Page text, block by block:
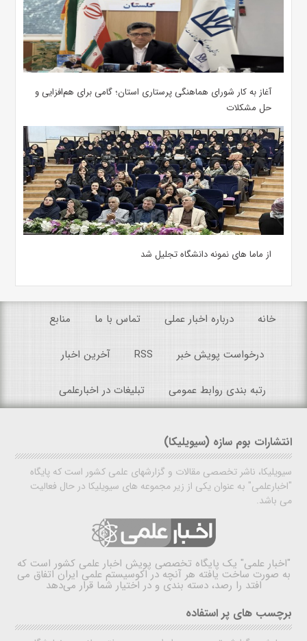
آغاز به کار شورای هماهنگی پرستاری استان؛ گامی برای هم‌افزایی و
حل مشکلات
از ماما های نمونه دانشگاه تجلیل شد
خانه درباره اخبار عملی تماس با ما منابع
درخواست پویش خبر RSS آخرین اخبار
رتبه بندی روابط عمومی تبلیغات در اخبارعلمی
انتشارات بوم سازه (سیویلیکا)
سیویلیکا، ناشر تخصصی مقالات و گزارشهای علمی کشور است که پایگاه
"اخبارعلمی" به عنوان یکی از زیر مجموعه های سیویلیکا در حال فعالیت
می باشد.
"اخبار علمی" یک پایگاه تخصصی پویش اخبار علمی کشور است که
به صورت ساخت یافته هر آنچه در اکوسیستم علمی ایران اتفاق می
افتد را رصد، دسته بندی و در اختیار شما قرار می‌دهد
برچسب های پر استفاده